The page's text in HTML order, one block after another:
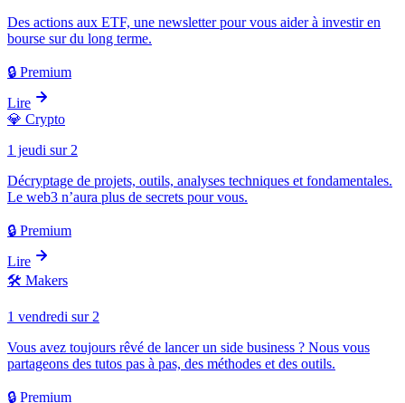
Des actions aux ETF, une newsletter pour vous aider à investir en
bourse sur du long terme.
🔒 Premium
Lire
💎 Crypto
1 jeudi sur 2
Décryptage de projets, outils, analyses techniques et fondamentales.
Le web3 n’aura plus de secrets pour vous.
🔒 Premium
Lire
🛠️ Makers
1 vendredi sur 2
Vous avez toujours rêvé de lancer un side business ? Nous vous
partageons des tutos pas à pas, des méthodes et des outils.
🔒 Premium